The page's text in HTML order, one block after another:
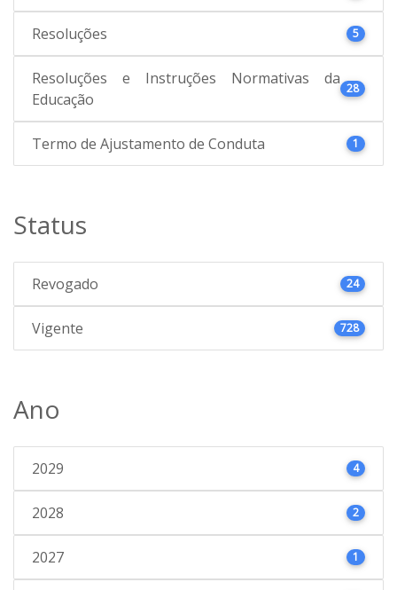
Resoluções 5
Resoluções e Instruções Normativas da
Educação
28
Termo de Ajustamento de Conduta 1
Status
Revogado 24
Vigente 728
Ano
2029 4
2028 2
2027 1